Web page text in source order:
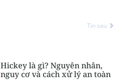
Tin sau
Hickey là gì? Nguyên nhân,
nguy cơ và cách xử lý an toàn